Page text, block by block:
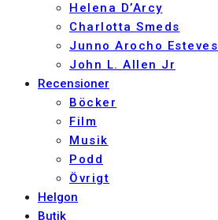
Helena D’Arcy
Charlotta Smeds
Junno Arocho Esteves
John L. Allen Jr
Recensioner
Böcker
Film
Musik
Podd
Övrigt
Helgon
Butik